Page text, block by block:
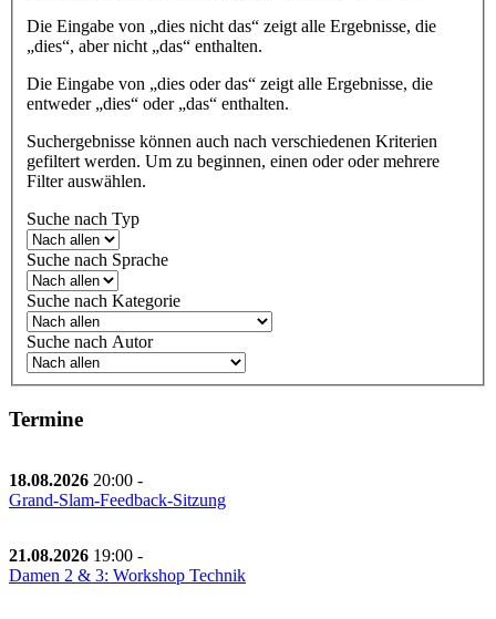
Die Eingabe von „dies nicht das“ zeigt alle Ergebnisse, die
„dies“, aber nicht „das“ enthalten.
Die Eingabe von „dies oder das“ zeigt alle Ergebnisse, die
entweder „dies“ oder „das“ enthalten.
Suchergebnisse können auch nach verschiedenen Kriterien
gefiltert werden. Um zu beginnen, einen oder oder mehrere
Filter auswählen.
Suche nach Typ
Suche nach Sprache
Suche nach Kategorie
Suche nach Autor
Termine
18.08.2026 20:00 -
Grand-Slam-Feedback-Sitzung
21.08.2026 19:00 -
Damen 2 & 3: Workshop Technik